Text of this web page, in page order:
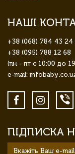
НАШІ
+38 (068) 784 43 24
+38 (095) 788 12 68
(пн - пт с 10:00 до
e-mail:
ПІДПИСКА